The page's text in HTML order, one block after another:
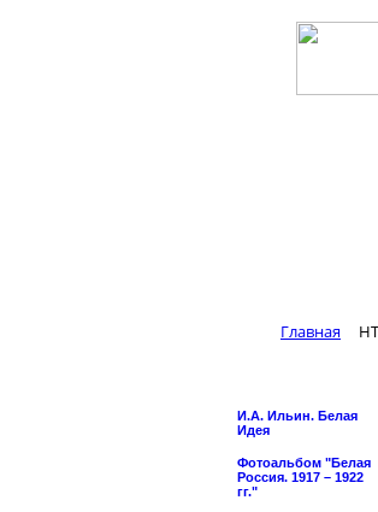
Главная
И.А. Ильин. Белая
Идея
Фотоальбом "Белая
Россия. 1917 – 1922
гг."